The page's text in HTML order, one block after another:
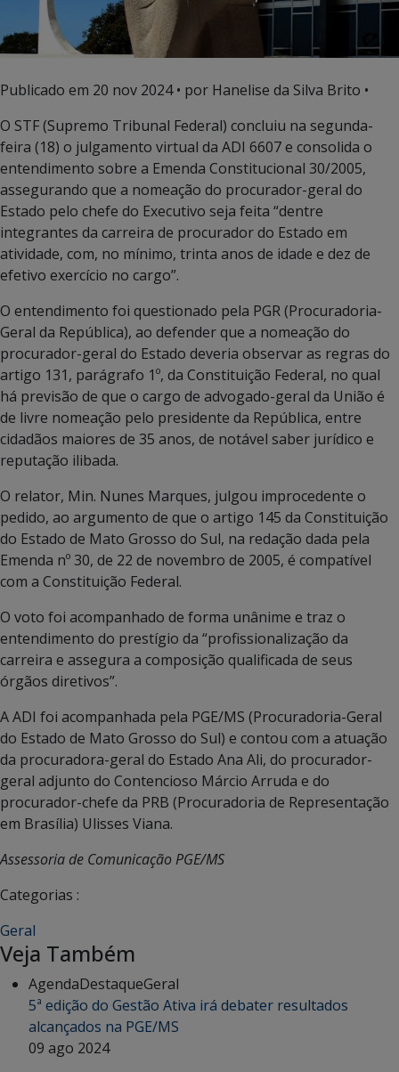
Publicado em 20 nov 2024• por Hanelise da Silva Brito •
O STF (Supremo Tribunal Federal) concluiu na segunda-
feira (18) o julgamento virtual da ADI 6607 e consolida o
entendimento sobre a Emenda Constitucional 30/2005,
assegurando que a nomeação do procurador-geral do
Estado pelo chefe do Executivo seja feita “dentre
integrantes da carreira de procurador do Estado em
atividade, com, no mínimo, trinta anos de idade e dez de
efetivo exercício no cargo”.
O entendimento foi questionado pela PGR (Procuradoria-
Geral da República), ao defender que a nomeação do
procurador-geral do Estado deveria observar as regras do
artigo 131, parágrafo 1º, da Constituição Federal, no qual
há previsão de que o cargo de advogado-geral da União é
de livre nomeação pelo presidente da República, entre
cidadãos maiores de 35 anos, de notável saber jurídico e
reputação ilibada.
O relator, Min. Nunes Marques, julgou improcedente o
pedido, ao argumento de que o artigo 145 da Constituição
do Estado de Mato Grosso do Sul, na redação dada pela
Emenda nº 30, de 22 de novembro de 2005, é compatível
com a Constituição Federal.
O voto foi acompanhado de forma unânime e traz o
entendimento do prestígio da “profissionalização da
carreira e assegura a composição qualificada de seus
órgãos diretivos”.
A ADI foi acompanhada pela PGE/MS (Procuradoria-Geral
do Estado de Mato Grosso do Sul) e contou com a atuação
da procuradora-geral do Estado Ana Ali, do procurador-
geral adjunto do Contencioso Márcio Arruda e do
procurador-chefe da PRB (Procuradoria de Representação
em Brasília) Ulisses Viana.
Assessoria de Comunicação PGE/MS
Categorias :
Geral
Veja Também
AgendaDestaqueGeral
5ª edição do Gestão Ativa irá debater resultados
alcançados na PGE/MS
09 ago 2024